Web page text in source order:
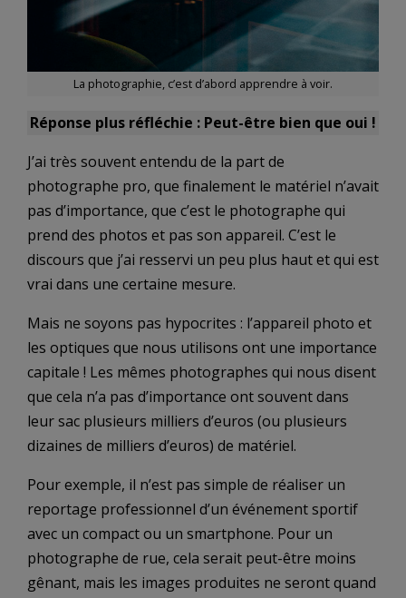
La photographie, c’est d’abord apprendre à voir.
Réponse plus réfléchie : Peut-être bien que oui !
J’ai très souvent entendu de la part de
photographe pro, que finalement le matériel n’avait
pas d’importance, que c’est le photographe qui
prend des photos et pas son appareil. C’est le
discours que j’ai resservi un peu plus haut et qui est
vrai dans une certaine mesure.
Mais ne soyons pas hypocrites : l’appareil photo et
les optiques que nous utilisons ont une importance
capitale ! Les mêmes photographes qui nous disent
que cela n’a pas d’importance ont souvent dans
leur sac plusieurs milliers d’euros (ou plusieurs
dizaines de milliers d’euros) de matériel.
Pour exemple, il n’est pas simple de réaliser un
reportage professionnel d’un événement sportif
avec un compact ou un smartphone. Pour un
photographe de rue, cela serait peut-être moins
gênant, mais les images produites ne seront quand